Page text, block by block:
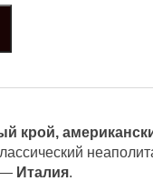
крой,
— Италия.